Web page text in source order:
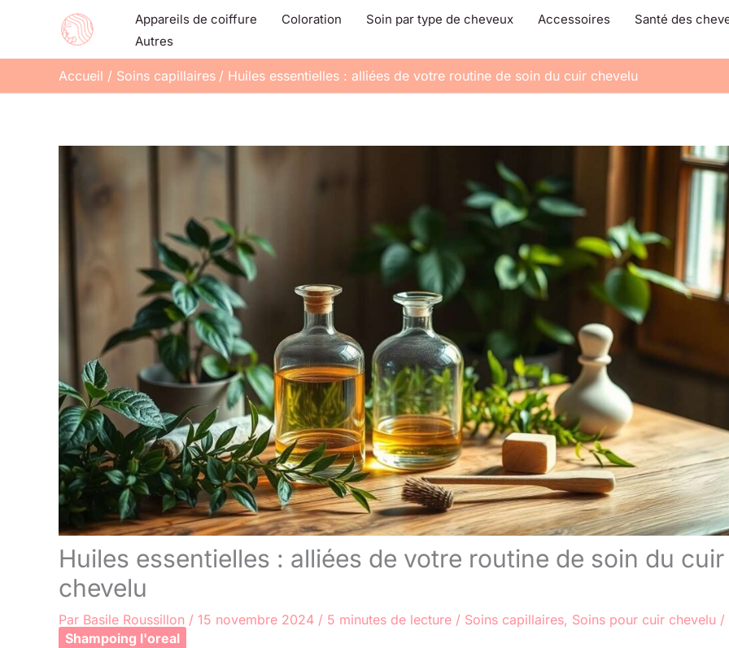
contenu
Appareils de coiffure Coloration Soin par type de cheveux Accessoires
Santé des
Autres
Accueil Soins capillaires Huiles essentielles : alliées de votre routine de soin du cuir chevelu
Huiles essentielles : alliées de votre routine de soin du cuir
chevelu
Par Basile Roussillon / 15 novembre 2024 / 5 minutes de lecture / Soins capillaires, Soins pour cuir chevelu /
Shampoing l'oreal